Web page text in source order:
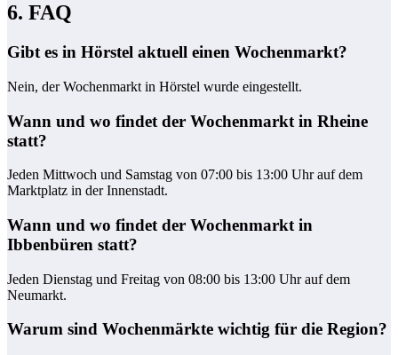
6. FAQ
Gibt es in Hörstel aktuell einen Wochenmarkt?
Nein, der Wochenmarkt in Hörstel wurde eingestellt.
Wann und wo findet der Wochenmarkt in Rheine
statt?
Jeden Mittwoch und Samstag von 07:00 bis 13:00 Uhr auf dem
Marktplatz in der Innenstadt.
Wann und wo findet der Wochenmarkt in
Ibbenbüren statt?
Jeden Dienstag und Freitag von 08:00 bis 13:00 Uhr auf dem
Neumarkt.
Warum sind Wochenmärkte wichtig für die Region?